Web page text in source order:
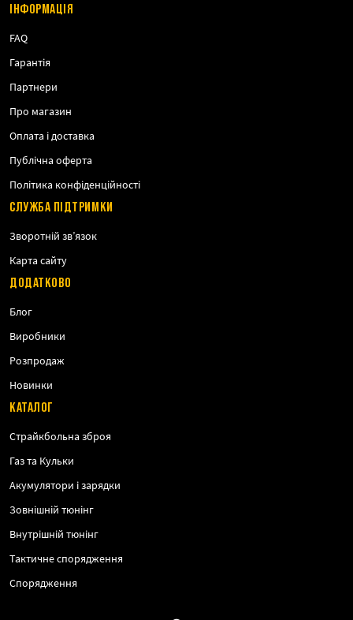
ІНФОРМАЦІЯ
FAQ
Гарантія
Партнери
Про магазин
Оплата і доставка
Публічна оферта
Політика конфіденційності
СЛУЖБА ПІДТРИМКИ
Зворотній зв’язок
Карта сайту
ДОДАТКОВО
Блог
Виробники
Розпродаж
Новинки
КАТАЛОГ
Страйкбольна зброя
Газ та Кульки
Акумулятори і зарядки
Зовнішній тюнінг
Внутрішній тюнінг
Тактичне спорядження
Спорядження